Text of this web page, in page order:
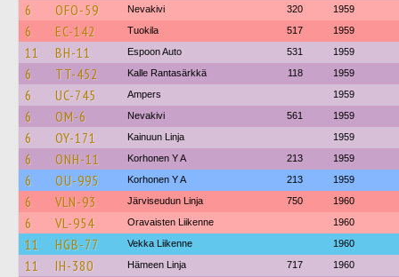
6 OFO-59 Nevakivi 320 1959
6 EC-142 Tuokila 517 1959
11 BH-11 Espoon Auto 531 1959
6 TT-452 Kalle Rantasärkkä 118 1959
6 UC-745 Ampers 1959
6 OM-6 Nevakivi 561 1959
6 OY-171 Kainuun Linja 1959
6 ONH-11 Korhonen Y A 213 1959
6 OU-995 Korhonen Y A 213 1959
6 VLN-93 Järviseudun Linja 750 1960
6 VL-954 Oravaisten Liikenne 1960
11 HGB-77 Vekka Liikenne 1960
11 IH-380 Hämeen Linja 717 1960